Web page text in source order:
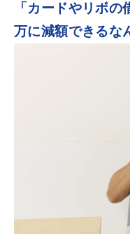
「カードやリボ
万に減額できるな